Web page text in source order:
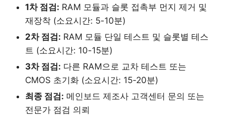
1차 점검: RAM 모듈과 슬롯 접촉부 먼지 제거 및
재장착 (소요시간: 5-10분)
2차 점검: RAM 모듈 단일 테스트 및 슬롯별 테스
트 (소요시간: 10-15분)
3차 점검: 다른 RAM으로 교차 테스트 또는
CMOS 초기화 (소요시간: 15-20분)
최종 점검: 메인보드 제조사 고객센터 문의 또는
전문가 점검 의뢰